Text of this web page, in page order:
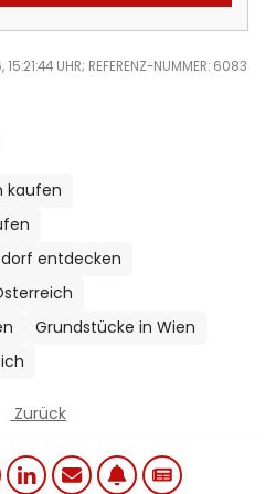
UHR; REFERENZ-NUMMER: 6083
kaufen
entdecken
Grundstücke in Wien
Zurück
menu